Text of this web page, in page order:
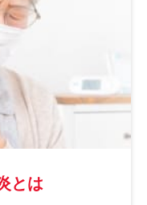
とは